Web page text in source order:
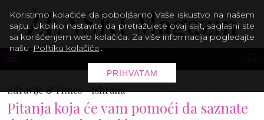
Zdravlje & Fitnes -Ishrana
Pitanja koja će vam pomoći da saznate
Koristimo kolačiće da poboljšamo Vaše iskustvo na našem
sajtu. Ukoliko nastavite da pretražujete ovaj sajt, saglasni ste
sa korišćenjem web kolačića. Za više informacija pogledajte
našu Politiku kolačića .
PRIHVATAM